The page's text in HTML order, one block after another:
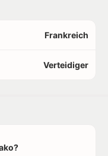
Frankreich
Verteidiger